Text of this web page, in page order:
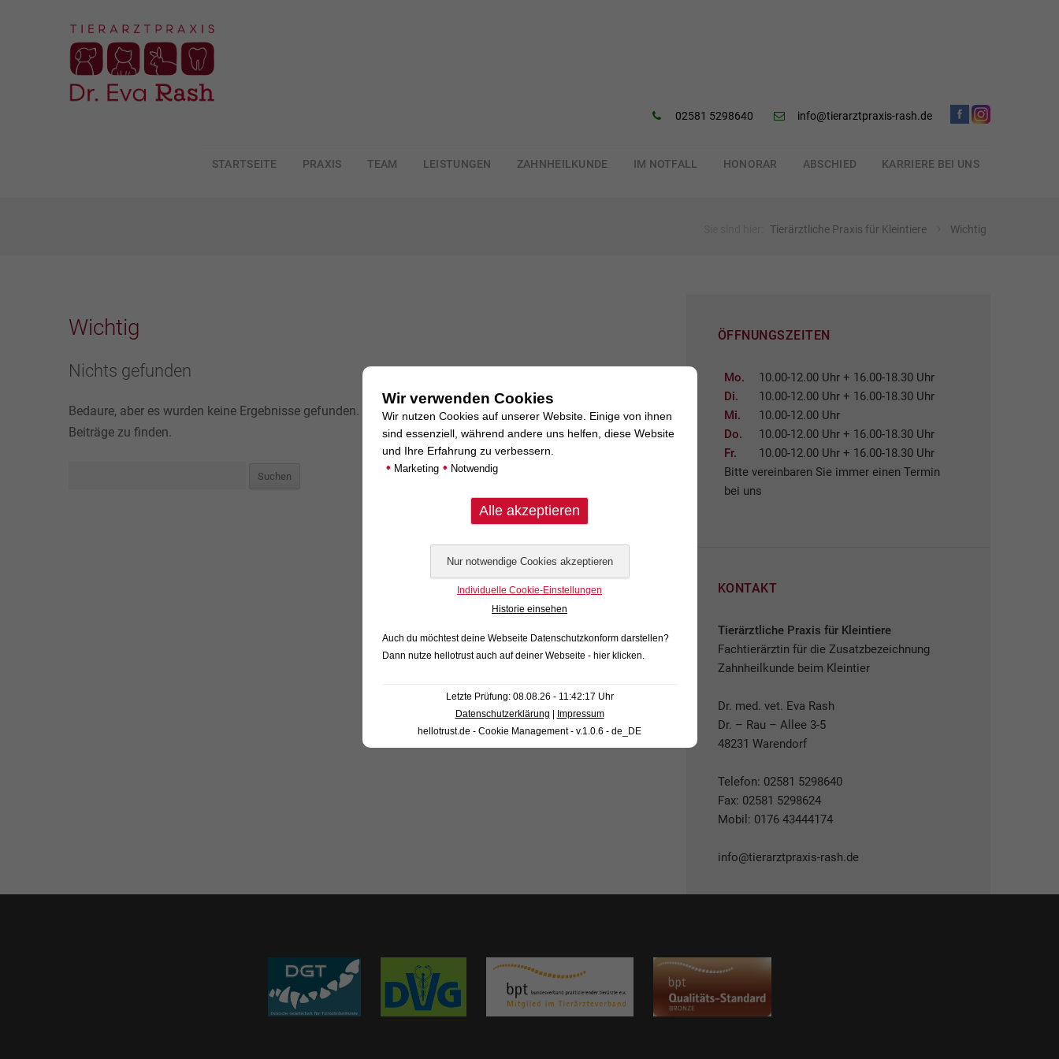
02581 5298640 info@tierarztpraxis-rash.de
ZUM
STARTSEITE PRAXIS TEAM LEISTUNGEN ZAHNHEILKUNDE IM NOTFALL HONORAR ABSCHIED KARRIERE BEI UNS
Tierärztliche Praxis für Kleintiere Wichtig
Wichtig
Nichts gefunden
Bedaure, aber es wurden keine Ergebnisse gefunden. Möglicherweise hilft die Suchfunktion passende
Beiträge zu finden.
ÖFFNUNGSZEITEN
Mo.
10.00-12.00 Uhr + 16.00-18.30 Uhr
Di.
10.00-12.00 Uhr + 16.00-18.30 Uhr
Mi.
10.00-12.00 Uhr
Do.
10.00-12.00 Uhr + 16.00-18.30 Uhr
Fr.
10.00-12.00 Uhr + 16.00-18.30 Uhr
Bitte vereinbaren Sie immer einen Termin
bei uns
KONTAKT
Tierärztliche Praxis für Kleintiere
Fachtierärztin für die Zusatzbezeichnung
Zahnheilkunde beim Kleintier
Dr. med. vet. Eva Rash
Dr. – Rau – Allee 3-5
48231 Warendorf
Telefon: 02581 5298640
Fax: 02581 5298624
Mobil: 0176 43444174
info@tierarztpraxis-rash.de
Wir verwenden Cookies
Wir nutzen Cookies auf unserer Website. Einige von ihnen
sind essenziell, während andere uns helfen, diese Website
und Ihre Erfahrung zu verbessern.
• Marketing • Notwendig
Individuelle Cookie-Einstellungen
Historie einsehen
Auch du möchtest deine Webseite Datenschutzkonform darstellen?
Dann nutze hellotrust auch auf deiner Webseite - hier klicken
Letzte Prüfung: 08.08.26 - 11:42:17 Uhr
Datenschutzerklärung | Impressum
hellotrust.de - Cookie Management - v.1.0.6 - de_DE